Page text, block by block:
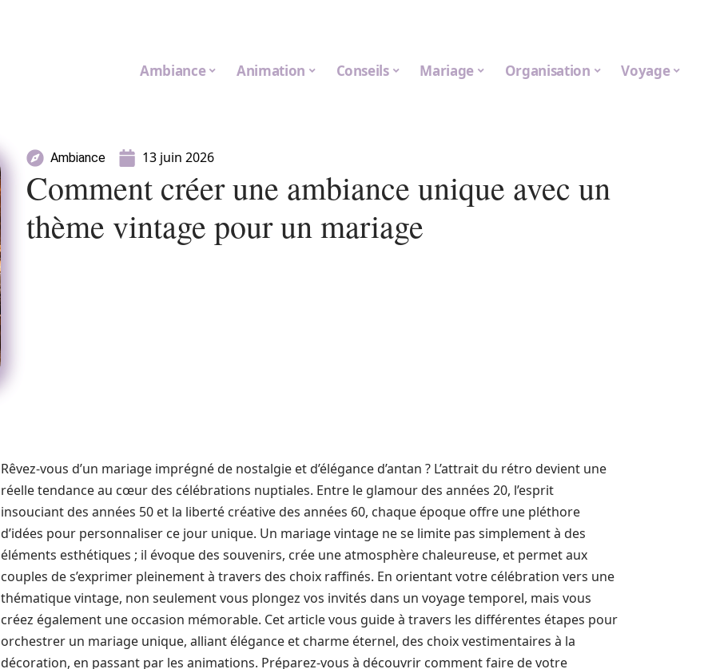
Ambiance Animation Conseils Mariage Organisation Voyage
Ambiance 13 juin 2026
Comment créer une ambiance unique avec un
thème vintage pour un mariage
Rêvez-vous d’un mariage imprégné de nostalgie et d’élégance d’antan ? L’attrait du rétro devient une
réelle tendance au cœur des célébrations nuptiales. Entre le glamour des années 20, l’esprit
insouciant des années 50 et la liberté créative des années 60, chaque époque offre une pléthore
d’idées pour personnaliser ce jour unique. Un mariage vintage ne se limite pas simplement à des
éléments esthétiques ; il évoque des souvenirs, crée une atmosphère chaleureuse, et permet aux
couples de s’exprimer pleinement à travers des choix raffinés. En orientant votre célébration vers une
thématique vintage, non seulement vous plongez vos invités dans un voyage temporel, mais vous
créez également une occasion mémorable. Cet article vous guide à travers les différentes étapes pour
orchestrer un mariage unique, alliant élégance et charme éternel, des choix vestimentaires à la
décoration, en passant par les animations. Préparez-vous à découvrir comment faire de votre